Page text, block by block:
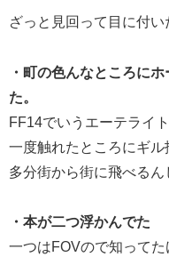
ざっと見回って目に付い
・町の色んなところに
た。
FF14でいうエーテライ
一度触れたところにギル
多分街から街に飛べるん
・本が二つ浮かんでた
一つはFOVので知って